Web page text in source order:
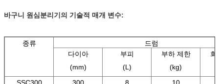
바구니 원심분리기의 기술적 매개 변수:
종류
드럼
다이아
(mm)
부피
(L)
부하 제한
(kg)
회